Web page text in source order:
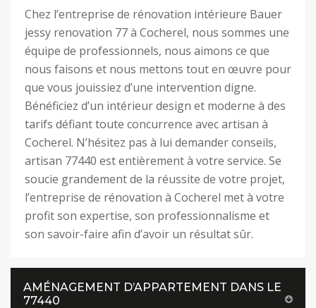
Chez l’entreprise de rénovation intérieure Bauer
jessy renovation 77 à Cocherel, nous sommes une
équipe de professionnels, nous aimons ce que
nous faisons et nous mettons tout en œuvre pour
que vous jouissiez d’une intervention digne.
Bénéficiez d’un intérieur design et moderne à des
tarifs défiant toute concurrence avec artisan à
Cocherel. N’hésitez pas à lui demander conseils,
artisan 77440 est entièrement à votre service. Se
soucie grandement de la réussite de votre projet,
l’entreprise de rénovation à Cocherel met à votre
profit son expertise, son professionnalisme et
son savoir-faire afin d’avoir un résultat sûr.
AMÉNAGEMENT D’APPARTEMENT DANS LE
77440